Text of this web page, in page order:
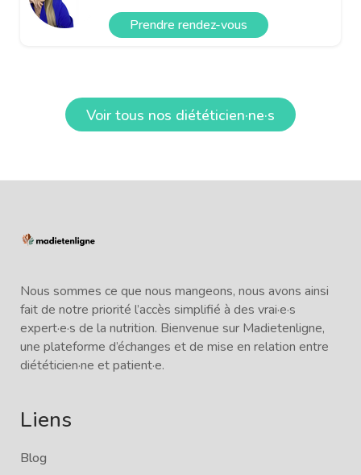
Prendre rendez-vous
Voir tous nos diététicien·ne·s
Nous sommes ce que nous mangeons, nous avons ainsi
fait de notre priorité l’accès simplifié à des vrai·e·s
expert·e·s de la nutrition. Bienvenue sur Madietenligne,
une plateforme d’échanges et de mise en relation entre
diététicien·ne et patient·e.
Liens
Blog